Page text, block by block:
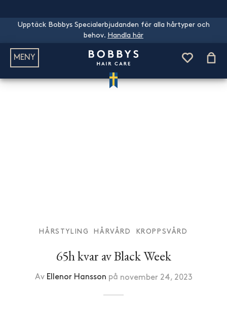
Upptäck Bobbys Specialerbjudanden för alla hårtyper och
behov. Handla här
MENY
HÅRSTYLING HÅRVÅRD KROPPSVÅRD
65h kvar av Black Week
Av Ellenor Hansson på november 24, 2023